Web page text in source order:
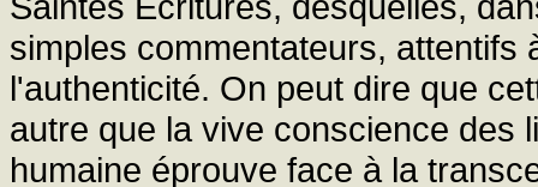
simples commentateurs, attentifs
l'authenticité. On peut dire que
autre que la vive conscience des
humaine éprouve face à la